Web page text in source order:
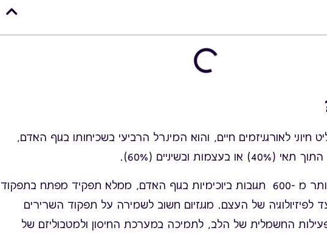
חיוני לאורגניזמים חיים, והוא המינרל הרביעי בשכיחותו בגוף האדם,
ובשיניים (60%).
מינרל זה, מעורב ביותר מ -600 תגובות ביוכימיות בגוף האדם, ממלא תפקיד מפתח בתפקוד
של העצם. מגנזיום חשוב לשמירה על תפקוד השרירים
החשמלית של הלב, לתמיכה במערכת החיסון ולמטבוליזם של